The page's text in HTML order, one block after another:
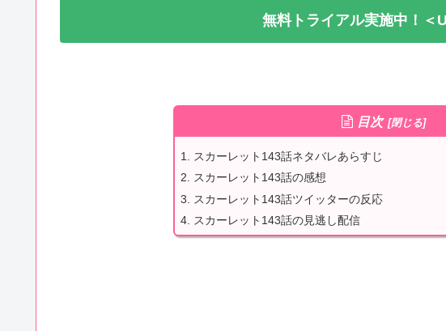
無料トライアル実施中！＜
目次
スカーレット143話ネタバレあらすじ
スカーレット143話の感想
スカーレット143話ツイッターの反応
スカーレット143話の見逃し配信